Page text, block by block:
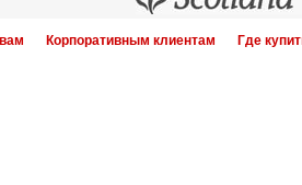
Корпоративным клиентам Где